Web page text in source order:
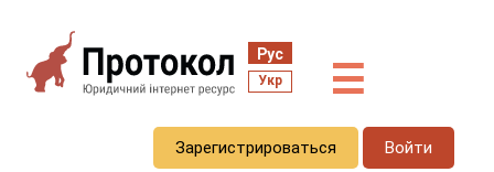
Рус
Укр ☰
Зарегистрироваться Войти